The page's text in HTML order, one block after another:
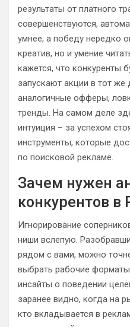
результаты от платного
совершенствуются,
умнее, а победу нередко
креатив, но и умение
кажется, что конкуренты
запускают акции в тот же
аналогичные офферы,
тренды. На самом деле
интуиция – за успехом
инструменты, которые
по поисковой рекламе.
Зачем нужен
конкурентов в
Игнорирование
ниши вслепую.
рядом с вами, можно
выбрать рабочие
инсайты о поведении
заранее видно, когда на
кто вкладывается в